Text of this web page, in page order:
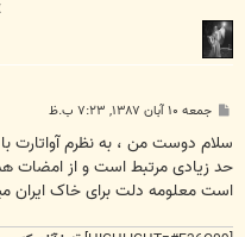
پ
ت
جمعه ۱۰ آبان ۱۳۸۷, ۷:۲۳ ب.ظ
سلام دوست من ، به نظرم آواتارت
حد زیادی مرتبط است و از امضات
است معلومه دلت برای خاک ایران